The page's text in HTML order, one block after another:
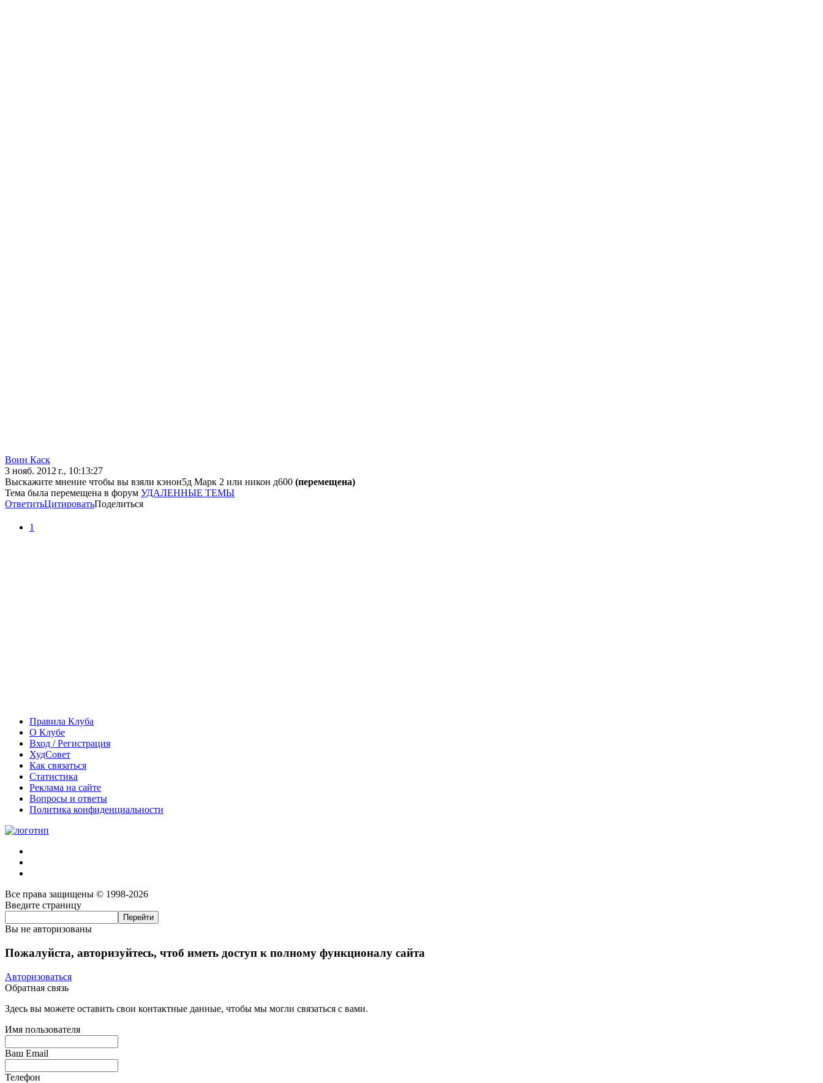
Воин Каск
3 нояб. 2012 г., 10:13:27
Выскажите мнение чтобы вы взяли кэнон5д Марк 2 или никон д600 (перемещена)
Тема была перемещена в форум УДАЛЕННЫЕ ТЕМЫ
ОтветитьЦитироватьПоделиться
1
Правила Клуба
О Клубе
Вход / Регистрация
ХудСовет
Как связаться
Статистика
Реклама на сайте
Вопросы и ответы
Политика конфиденциальности
Все права защищены © 1998-2026
Введите страницу
Вы не авторизованы
Пожалуйста, авторизуйтесь, чтоб иметь доступ к полному функционалу сайта
Авторизоваться
Обратная связь
Здесь вы можете оставить свои контактные данные, чтобы мы могли связаться с вами.
Имя пользователя
Ваш Email
Телефон